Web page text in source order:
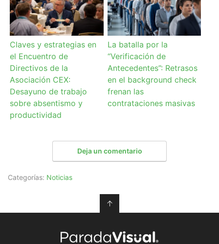
Claves y estrategias en
el Encuentro de
Directivos de la
Asociación CEX:
Desayuno de trabajo
sobre absentismo y
productividad
La batalla por la
“Verificación de
Antecedentes”: Retrasos
en el background check
frenan las
contrataciones masivas
Deja un comentario
Categorías: Noticias
↑